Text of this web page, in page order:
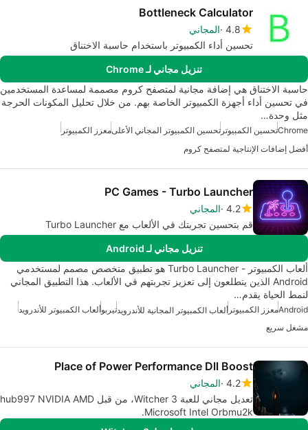
Bottleneck Calculator
4.8 المجاني
تحسين أداء الكمبيوتر باستخدام حاسبة الاختناق
تنزيل مجاني لـ Chrome
حاسبة الاختناق هي إضافة مجانية لمتصفح كروم مصممة لمساعدة المستخدمين
في تحسين أداء أجهزة الكمبيوتر الخاصة بهم. من خلال تحليل المكونات الحرجة
مثل وحدة…
Chromeتحسين الكمبيوتر تحسين الكمبيوتر المجاني الأعلىمعزز الكمبيوتر
أفضل إضافات الإنتاجية لمتصفح كروم
PC Games - Turbo Launcher
4.2 المجاني
قم بتحسين تجربتك في الألعاب مع Turbo Launcher
تنزيل مجاني لـ Android
ألعاب الكمبيوتر - Turbo Launcher هو تطبيق متخصص مصمم لمستخدمي
Android الذين يتطلعون إلى تعزيز تجربتهم في الألعاب. هذا التطبيق المجاني
لنمط الحياة يقدم…
Androidمعزز الكمبيوتر ألعاب الكمبيوتر المجانية للأندرويدتيربوألعاب الكمبيوتر للأندرويد
مشغل سريع
Place of Power Performance Dll Boost
4.2 المجاني
تعديل مجاني للعبة Witcher 3، من قبل hub997 NVIDIA AMD
Microsoft Intel Orbmu2k.